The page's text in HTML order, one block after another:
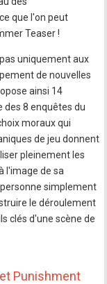
que l'on peut
Teaser !
uniquement aux
de nouvelles
ainsi 14
des 8 enquêtes du
moraux qui
de jeu donnent
pleinement les
l'image de sa
simplement
le déroulement
clés d'une scène de
Punishment